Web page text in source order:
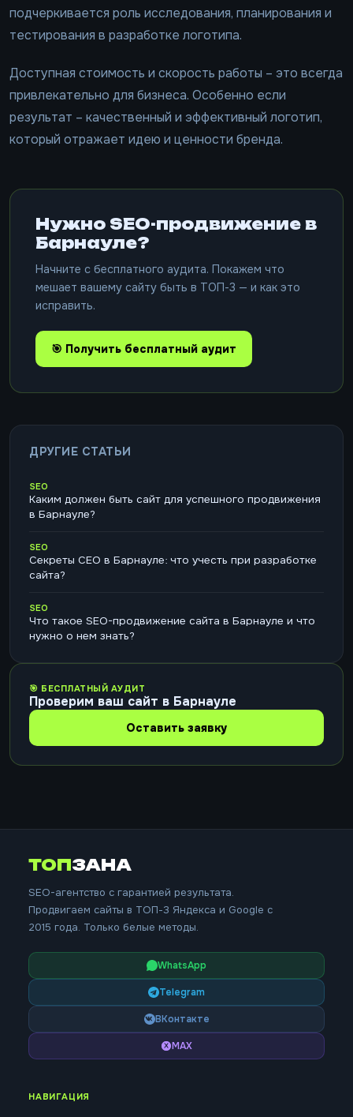
подчеркивается роль исследования, планирования и
тестирования в разработке логотипа.
Доступная стоимость и скорость работы – это всегда
привлекательно для бизнеса. Особенно если
результат – качественный и эффективный логотип,
который отражает идею и ценности бренда.
Нужно SEO-продвижение в
Барнауле?
Начните с бесплатного аудита. Покажем что
мешает вашему сайту быть в ТОП-3 — и как это
исправить.
🎯 Получить бесплатный аудит
ДРУГИЕ СТАТЬИ
SEO
Каким должен быть сайт для успешного продвижения
в Барнауле?
SEO
Секреты СЕО в Барнауле: что учесть при разработке
сайта?
SEO
Что такое SEO-продвижение сайта в Барнауле и что
нужно о нем знать?
🎯 БЕСПЛАТНЫЙ АУДИТ
Проверим ваш сайт в Барнауле
Оставить заявку
ТОПЗАНА
SEO-агентство с гарантией результата.
Продвигаем сайты в ТОП-3 Яндекса и Google с
2015 года. Только белые методы.
WhatsApp
Telegram
ВКонтакте
MAX
НАВИГАЦИЯ